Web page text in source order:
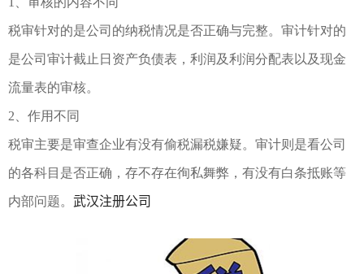
税审针对的是公司的纳税情况是否正确与完整。审计针对的
是公司审计截止日资产负债表，利润及利润分配表以及现金
流量表的审核。
2、作用不同
税审主要是审查企业有没有偷税漏税嫌疑。审计则是看公司
的各科目是否正确，存不存在徇私舞弊，有没有白条抵账等
内部问题。 武汉注册公司